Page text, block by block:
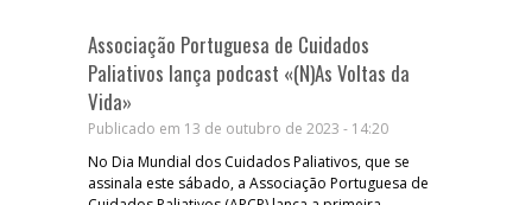
Associação Portuguesa de Cuidados
Paliativos lança podcast «(N)As Voltas da
Vida»
Publicado em 13 de outubro de 2023 - 14:20
No Dia Mundial dos Cuidados Paliativos, que se
assinala este sábado, a Associação Portuguesa de